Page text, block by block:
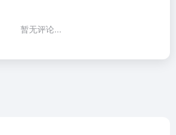
暂无评论...